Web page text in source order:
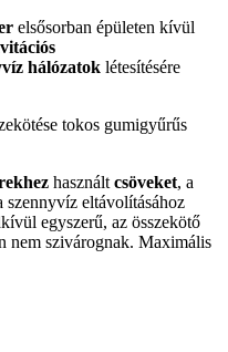
elsősorban épületen kívül
hálózatok létesítésére
tokos gumigyűrűs
használt csöveket, a
szennyvíz eltávolításához
egyszerű, az összekötő
nem szivárognak. Maximális